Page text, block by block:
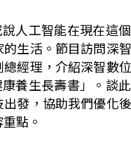
人工智能在現在這
生活。節目訪問深
經理，介紹深智數
康養生長壽書」。談
發，協助我們優化
點。